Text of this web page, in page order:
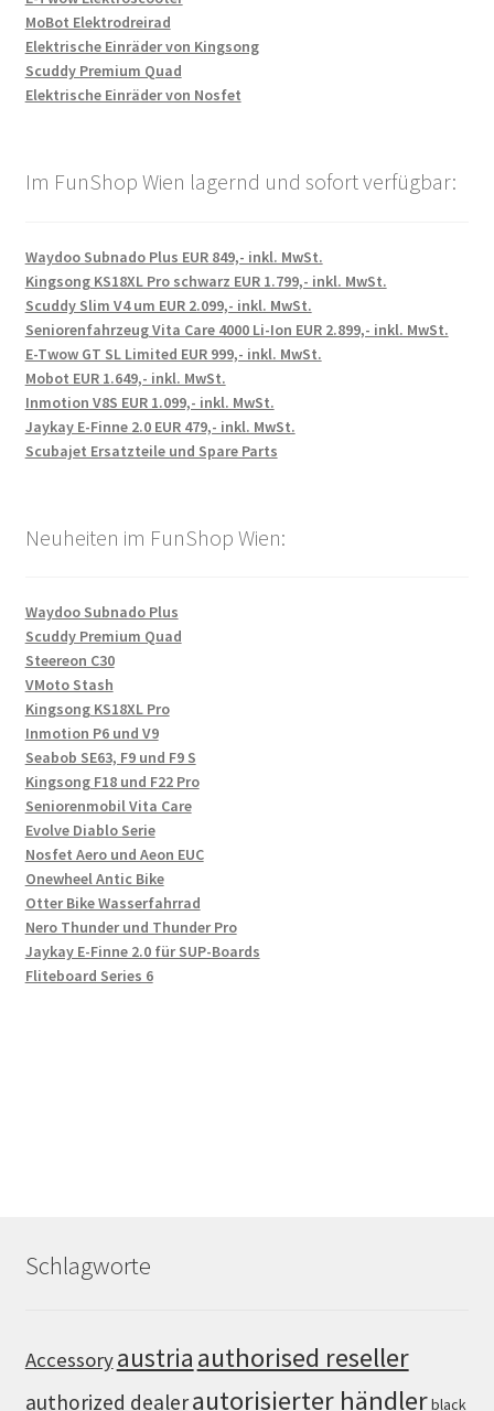
MoBot Elektrodreirad
Elektrische Einräder von Kingsong
Scuddy Premium Quad
Elektrische Einräder von Nosfet
Im FunShop Wien lagernd und sofort verfügbar:
Waydoo Subnado Plus EUR 849,- inkl. MwSt.
Kingsong KS18XL Pro schwarz EUR 1.799,- inkl. MwSt.
Scuddy Slim V4 um EUR 2.099,- inkl. MwSt.
Seniorenfahrzeug Vita Care 4000 Li-Ion EUR 2.899,- inkl. MwSt.
E-Twow GT SL Limited EUR 999,- inkl. MwSt.
Mobot EUR 1.649,- inkl. MwSt.
Inmotion V8S EUR 1.099,- inkl. MwSt.
Jaykay E-Finne 2.0 EUR 479,- inkl. MwSt.
Scubajet Ersatzteile und Spare Parts
Neuheiten im FunShop Wien:
Waydoo Subnado Plus
Scuddy Premium Quad
Steereon C30
VMoto Stash
Kingsong KS18XL Pro
Inmotion P6 und V9
Seabob SE63, F9 und F9 S
Kingsong F18 und F22 Pro
Seniorenmobil Vita Care
Evolve Diablo Serie
Nosfet Aero und Aeon EUC
Onewheel Antic Bike
Otter Bike Wasserfahrrad
Nero Thunder und Thunder Pro
Jaykay E-Finne 2.0 für SUP-Boards
Fliteboard Series 6
Schlagworte
Accessoryaustria authorised reseller
authorized dealerautorisierter händlerblack